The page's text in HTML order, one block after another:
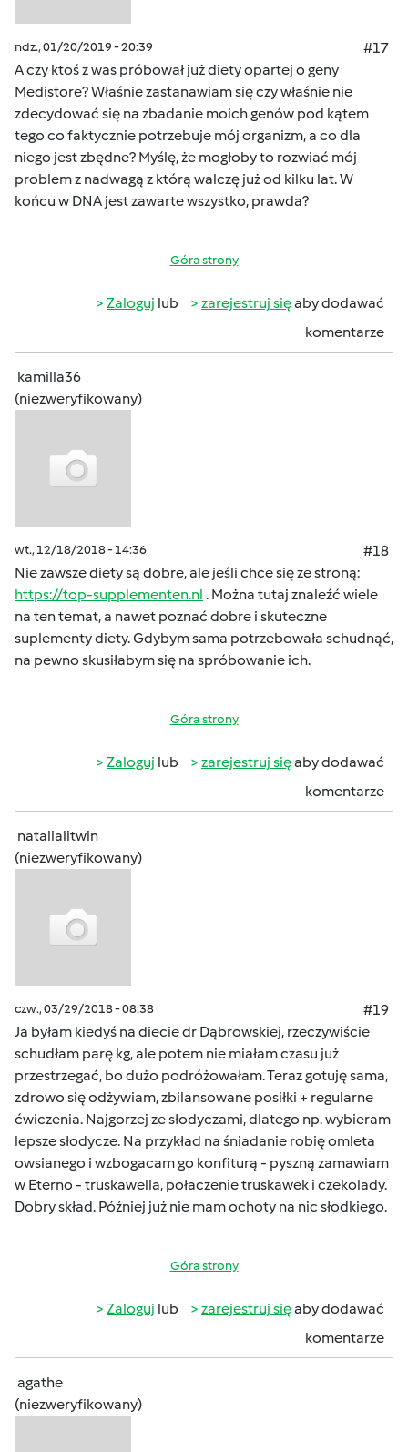
ndz., 01/20/2019 - 20:39
#17
A czy ktoś z was próbował już diety opartej o geny
Medistore? Właśnie zastanawiam się czy właśnie nie
zdecydować się na zbadanie moich genów pod kątem
tego co faktycznie potrzebuje mój organizm, a co dla
niego jest zbędne? Myślę, że mogłoby to rozwiać mój
problem z nadwagą z którą walczę już od kilku lat. W
końcu w DNA jest zawarte wszystko, prawda?
Góra strony
Zaloguj lub zarejestruj sięaby dodawać
komentarze
kamilla36
(niezweryfikowany)
wt., 12/18/2018 - 14:36
#18
Nie zawsze diety są dobre, ale jeśli chce się ze stroną:
https://top-supplementen.nl . Można tutaj znaleźć wiele
na ten temat, a nawet poznać dobre i skuteczne
suplementy diety. Gdybym sama potrzebowała schudnąć,
na pewno skusiłabym się na spróbowanie ich.
Góra strony
Zaloguj lub zarejestruj sięaby dodawać
komentarze
natalialitwin
(niezweryfikowany)
czw., 03/29/2018 - 08:38
#19
Ja byłam kiedyś na diecie dr Dąbrowskiej, rzeczywiście
schudłam parę kg, ale potem nie miałam czasu już
przestrzegać, bo dużo podróżowałam. Teraz gotuję sama,
zdrowo się odżywiam, zbilansowane posiłki + regularne
ćwiczenia. Najgorzej ze słodyczami, dlatego np. wybieram
lepsze słodycze. Na przykład na śniadanie robię omleta
owsianego i wzbogacam go konfiturą - pyszną zamawiam
w Eterno - truskawella, połaczenie truskawek i czekolady.
Dobry skład. Później już nie mam ochoty na nic słodkiego.
Góra strony
Zaloguj lub zarejestruj sięaby dodawać
komentarze
agathe
(niezweryfikowany)